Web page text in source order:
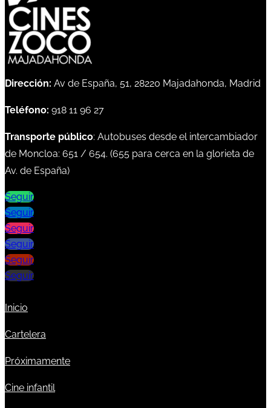
Dirección: Av de España, 51, 28220 Majadahonda, Madrid
Teléfono: 918 11 96 27
Transporte público: Autobuses desde el intercambiador
de Moncloa: 651 / 654. (655 para cerca en la glorieta de
Av. de España)
Seguir
Seguir
Seguir
Seguir
Seguir
Seguir
Inicio
Cartelera
Próximamente
Cine infantil